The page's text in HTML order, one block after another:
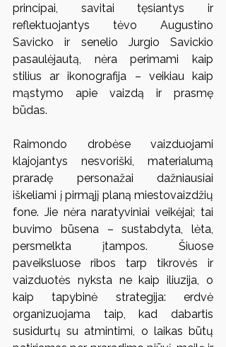
principai, savitai tęsiantys ir
reflektuojantys tėvo Augustino
Savicko ir senelio Jurgio Savickio
pasaulėjautą, nėra perimami kaip
stilius ar ikonografija – veikiau kaip
mąstymo apie vaizdą ir prasmę
būdas.
Raimondo drobėse vaizduojami
klajojantys nesvoriški, materialumą
praradę personažai dažniausiai
iškeliami į pirmąjį planą miestovaizdžių
fone. Jie nėra naratyviniai veikėjai; tai
buvimo būsena – sustabdyta, lėta,
persmelkta įtampos. Šiuose
paveiksluose ribos tarp tikrovės ir
vaizduotės nyksta ne kaip iliuzija, o
kaip tapybinė strategija: erdvė
organizuojama taip, kad dabartis
susidurtų su atmintimi, o laikas būtų